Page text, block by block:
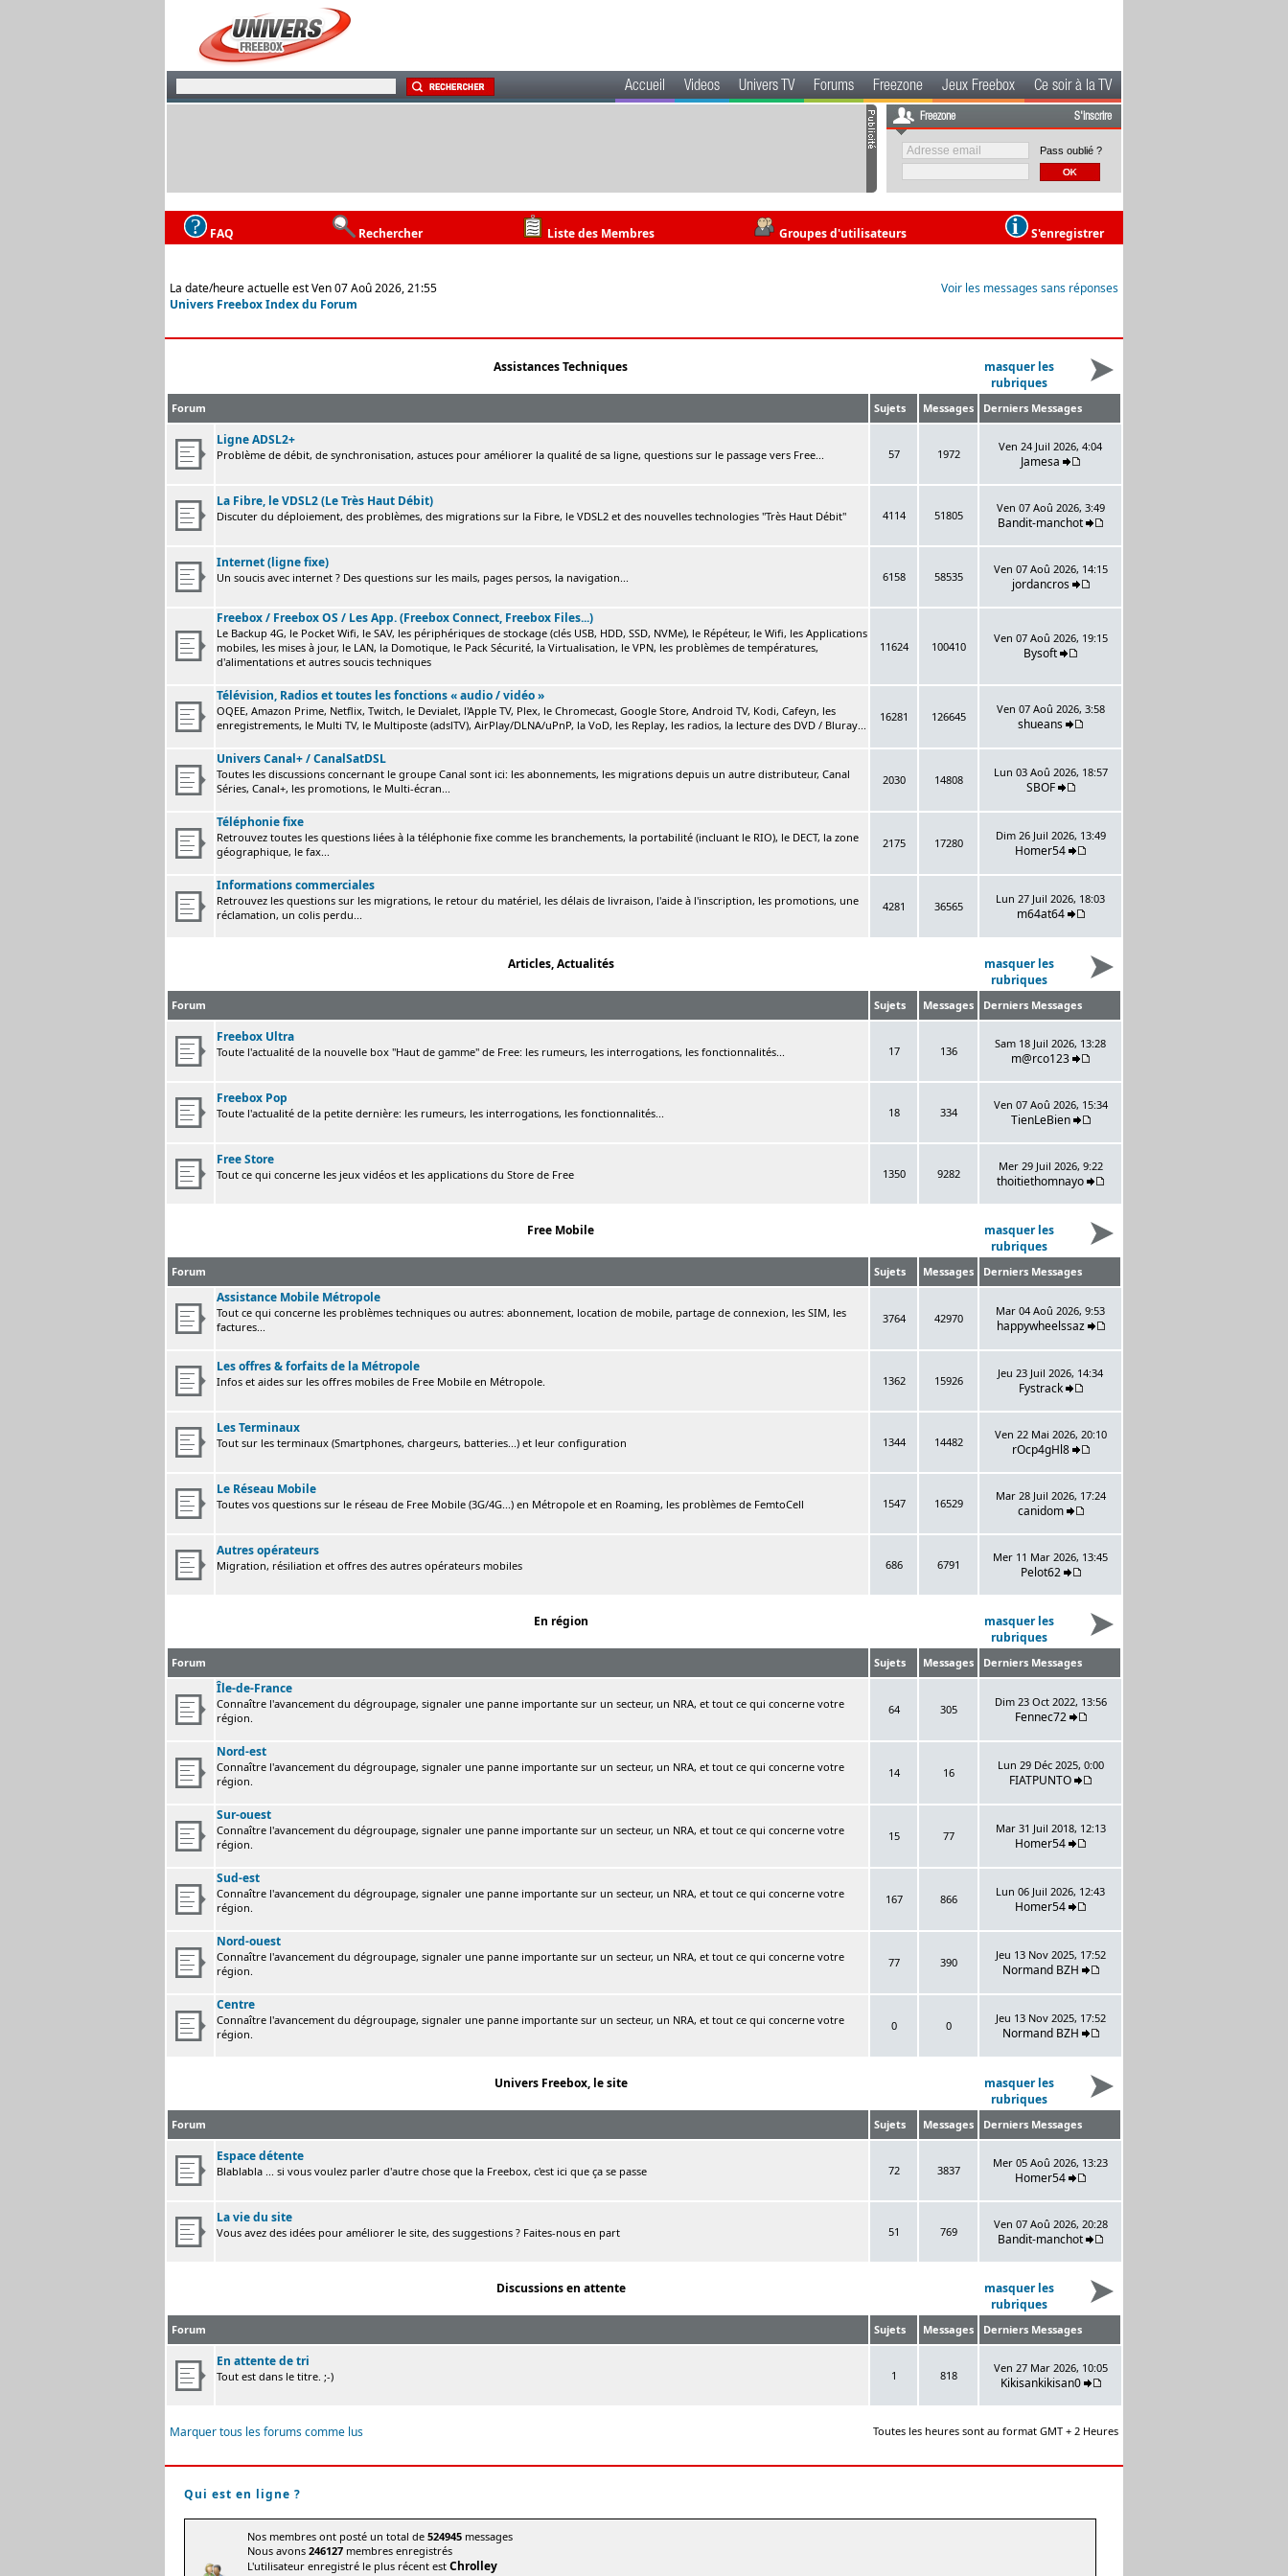
Accueil Videos Univers TV Forums Freezone Jeux Freebox Ce soir à la TV
Freezone S'inscrire
Pass oublié ?
FAQ Rechercher Liste des Membres Groupes d'utilisateurs S'enregistrer
La date/heure actuelle est Ven 07 Aoû 2026, 21:55
Univers Freebox Index du Forum
Voir les messages sans réponses
Assistances Techniques
masquer les
rubriques
Forum Sujets Messages Derniers Messages
Ligne ADSL2+
Problème de débit, de synchronisation, astuces pour améliorer la qualité de sa ligne, questions sur le passage vers Free... 57 1972
Ven 24 Juil 2026, 4:04
Jamesa
La Fibre, le VDSL2 (Le Très Haut Débit)
Discuter du déploiement, des problèmes, des migrations sur la Fibre, le VDSL2 et des nouvelles technologies "Très Haut Débit" 4114 51805
Ven 07 Aoû 2026, 3:49
Bandit-manchot
Internet (ligne fixe)
Un soucis avec internet ? Des questions sur les mails, pages persos, la navigation... 6158 58535
Ven 07 Aoû 2026, 14:15
jordancros
Freebox / Freebox OS / Les App. (Freebox Connect, Freebox Files...)
Le Backup 4G, le Pocket Wifi, le SAV, les périphériques de stockage (clés USB, HDD, SSD, NVMe), le Répéteur, le Wifi, les Applications
mobiles, les mises à jour, le LAN, la Domotique, le Pack Sécurité, la Virtualisation, le VPN, les problèmes de températures,
d'alimentations et autres soucis techniques
11624 100410
Ven 07 Aoû 2026, 19:15
Bysoft
Télévision, Radios et toutes les fonctions « audio / vidéo »
OQEE, Amazon Prime, Netflix, Twitch, le Devialet, l'Apple TV, Plex, le Chromecast, Google Store, Android TV, Kodi, Cafeyn, les
enregistrements, le Multi TV, le Multiposte (adslTV), AirPlay/DLNA/uPnP, la VoD, les Replay, les radios, la lecture des DVD / Bluray...
16281 126645
Ven 07 Aoû 2026, 3:58
shueans
Univers Canal+ / CanalSatDSL
Toutes les discussions concernant le groupe Canal sont ici: les abonnements, les migrations depuis un autre distributeur, Canal
Séries, Canal+, les promotions, le Multi-écran...
2030 14808
Lun 03 Aoû 2026, 18:57
SBOF
Téléphonie fixe
Retrouvez toutes les questions liées à la téléphonie fixe comme les branchements, la portabilité (incluant le RIO), le DECT, la zone
géographique, le fax...
2175 17280
Dim 26 Juil 2026, 13:49
Homer54
Informations commerciales
Retrouvez les questions sur les migrations, le retour du matériel, les délais de livraison, l'aide à l'inscription, les promotions, une
réclamation, un colis perdu...
4281 36565
Lun 27 Juil 2026, 18:03
m64at64
Articles, Actualités
masquer les
rubriques
Forum Sujets Messages Derniers Messages
Freebox Ultra
Toute l'actualité de la nouvelle box "Haut de gamme" de Free: les rumeurs, les interrogations, les fonctionnalités... 17 136
Sam 18 Juil 2026, 13:28
m@rco123
Freebox Pop
Toute l'actualité de la petite dernière: les rumeurs, les interrogations, les fonctionnalités... 18 334
Ven 07 Aoû 2026, 15:34
TienLeBien
Free Store
Tout ce qui concerne les jeux vidéos et les applications du Store de Free 1350 9282
Mer 29 Juil 2026, 9:22
thoitiethomnayo
Free Mobile
masquer les
rubriques
Forum Sujets Messages Derniers Messages
Assistance Mobile Métropole
Tout ce qui concerne les problèmes techniques ou autres: abonnement, location de mobile, partage de connexion, les SIM, les
factures...
3764 42970
Mar 04 Aoû 2026, 9:53
happywheelssaz
Les offres & forfaits de la Métropole
Infos et aides sur les offres mobiles de Free Mobile en Métropole. 1362 15926
Jeu 23 Juil 2026, 14:34
Fystrack
Les Terminaux
Tout sur les terminaux (Smartphones, chargeurs, batteries...) et leur configuration 1344 14482
Ven 22 Mai 2026, 20:10
rOcp4gHl8
Le Réseau Mobile
Toutes vos questions sur le réseau de Free Mobile (3G/4G...) en Métropole et en Roaming, les problèmes de FemtoCell 1547 16529
Mar 28 Juil 2026, 17:24
canidom
Autres opérateurs
Migration, résiliation et offres des autres opérateurs mobiles 686 6791
Mer 11 Mar 2026, 13:45
Pelot62
En région
masquer les
rubriques
Forum Sujets Messages Derniers Messages
Île-de-France
Connaître l'avancement du dégroupage, signaler une panne importante sur un secteur, un NRA, et tout ce qui concerne votre
région.
64 305
Dim 23 Oct 2022, 13:56
Fennec72
Nord-est
Connaître l'avancement du dégroupage, signaler une panne importante sur un secteur, un NRA, et tout ce qui concerne votre
région.
14 16
Lun 29 Déc 2025, 0:00
FIATPUNTO
Sur-ouest
Connaître l'avancement du dégroupage, signaler une panne importante sur un secteur, un NRA, et tout ce qui concerne votre
région.
15 77
Mar 31 Juil 2018, 12:13
Homer54
Sud-est
Connaître l'avancement du dégroupage, signaler une panne importante sur un secteur, un NRA, et tout ce qui concerne votre
région.
167 866
Lun 06 Juil 2026, 12:43
Homer54
Nord-ouest
Connaître l'avancement du dégroupage, signaler une panne importante sur un secteur, un NRA, et tout ce qui concerne votre
région.
77 390
Jeu 13 Nov 2025, 17:52
Normand BZH
Centre
Connaître l'avancement du dégroupage, signaler une panne importante sur un secteur, un NRA, et tout ce qui concerne votre
région.
0 0
Jeu 13 Nov 2025, 17:52
Normand BZH
Univers Freebox, le site
masquer les
rubriques
Forum Sujets Messages Derniers Messages
Espace détente
Blablabla ... si vous voulez parler d'autre chose que la Freebox, c'est ici que ça se passe 72 3837
Mer 05 Aoû 2026, 13:23
Homer54
La vie du site
Vous avez des idées pour améliorer le site, des suggestions ? Faites-nous en part 51 769
Ven 07 Aoû 2026, 20:28
Bandit-manchot
Discussions en attente
masquer les
rubriques
Forum Sujets Messages Derniers Messages
En attente de tri
Tout est dans le titre. ;-) 1 818
Ven 27 Mar 2026, 10:05
Kikisankikisan0
Marquer tous les forums comme lus Toutes les heures sont au format GMT + 2 Heures
Qui est en ligne ?
Nos membres ont posté un total de 524945 messages
Nous avons 246127 membres enregistrés
L'utilisateur enregistré le plus récent est Chrolley